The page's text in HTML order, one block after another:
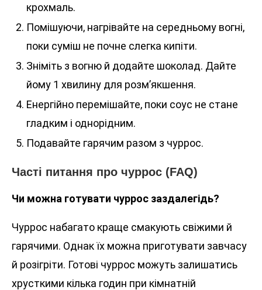
крохмаль.
Помішуючи, нагрівайте на середньому вогні,
поки суміш не почне слегка кипіти.
Зніміть з вогню й додайте шоколад. Дайте
йому 1 хвилину для розм’якшення.
Енергійно перемішайте, поки соус не стане
гладким і однорідним.
Подавайте гарячим разом з чуррос.
Часті питання про чуррос (FAQ)
Чи можна готувати чуррос заздалегідь?
Чуррос набагато краще смакують свіжими й
гарячими. Однак їх можна приготувати завчасу
й розігріти. Готові чуррос можуть залишатись
хрусткими кілька годин при кімнатній